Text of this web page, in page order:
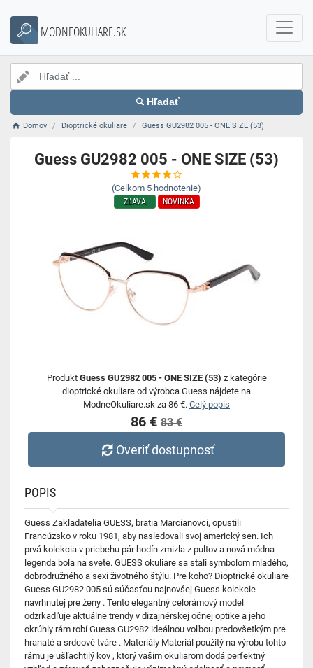
MODNEOKULIARE.SK
Hľadať
Domov Dioptrické okuliare Guess GU2982 005 - ONE SIZE (53)
Guess GU2982 005 - ONE SIZE (53)
(Celkom 5 hodnotenie)
ZĽAVA NOVINKA
Produkt Guess GU2982 005 - ONE SIZE (53) z kategórie
dioptrické okuliare od výrobca Guess nájdete na
ModneOkuliare.sk za 86 €. Celý popis
86 € 83 €
Overiť dostupnosť
POPIS
Guess Zakladatelia GUESS, bratia Marcianovci, opustili
Francúzsko v roku 1981, aby nasledovali svoj americký sen. Ich
prvá kolekcia v priebehu pár hodín zmizla z pultov a nová módna
legenda bola na svete. GUESS okuliare sa stali symbolom mladého,
dobrodružného a sexi životného štýlu. Pre koho? Dioptrické okuliare
Guess GU2982 005 sú súčasťou najnovšej Guess kolekcie
navrhnutej pre ženy . Tento elegantný celorámový model
odzrkadľuje aktuálne trendy v dizajnérskej očnej optike a jeho
okrúhly rám robí Guess GU2982 ideálnou voľbou predovšetkým pre
hranaté a srdcové tváre . Materiály Materiál použitý na výrobu tohto
rámu je ušľachtilý kov , ktorý vašim okuliarom dodá perfektný